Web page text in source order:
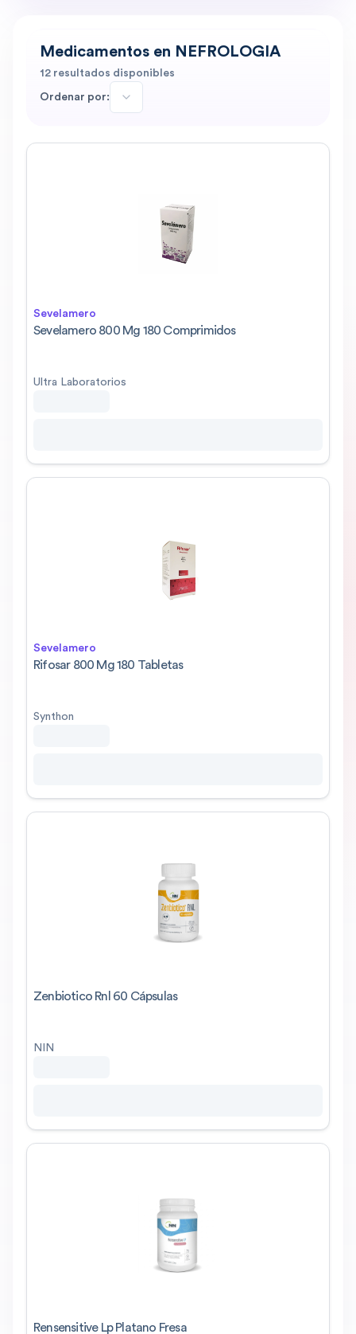
Medicamentos en NEFROLOGIA
12 resultados disponibles
Ordenar por:
Sevelamero
Sevelamero 800 Mg 180 Comprimidos
Ultra Laboratorios
Sevelamero
Rifosar 800 Mg 180 Tabletas
Synthon
Zenbiotico Rnl 60 Cápsulas
NIN
Rensensitive Lp Platano Fresa